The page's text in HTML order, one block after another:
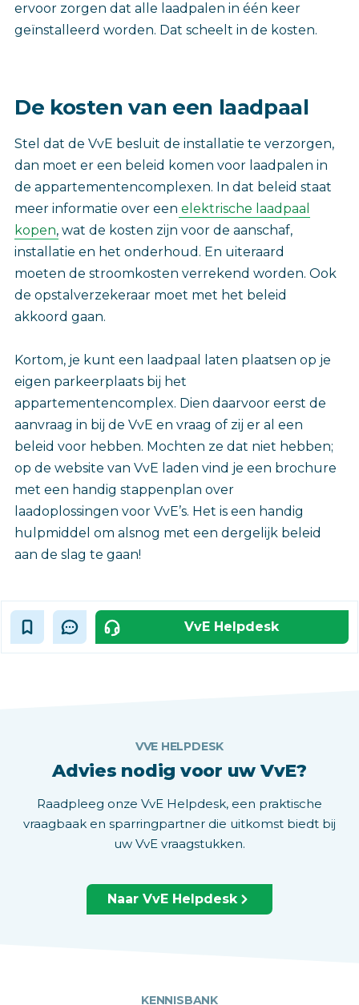
ervoor zorgen dat alle laadpalen in één keer
geïnstalleerd worden. Dat scheelt in de kosten.
De kosten van een laadpaal
Stel dat de VvE besluit de installatie te verzorgen,
dan moet er een beleid komen voor laadpalen in
de appartementencomplexen. In dat beleid staat
meer informatie over een elektrische laadpaal
kopen, wat de kosten zijn voor de aanschaf,
installatie en het onderhoud. En uiteraard
moeten de stroomkosten verrekend worden. Ook
de opstalverzekeraar moet met het beleid
akkoord gaan.
Kortom, je kunt een laadpaal laten plaatsen op je
eigen parkeerplaats bij het
appartementencomplex. Dien daarvoor eerst de
aanvraag in bij de VvE en vraag of zij er al een
beleid voor hebben. Mochten ze dat niet hebben;
op de website van VvE laden vind je een brochure
met een handig stappenplan over
laadoplossingen voor VvE’s. Het is een handig
hulpmiddel om alsnog met een dergelijk beleid
aan de slag te gaan!
VvE Helpdesk
VVE HELPDESK
Advies nodig voor uw VvE?
Raadpleeg onze VvE Helpdesk, een praktische
vraagbaak en sparringpartner die uitkomst biedt bij
uw VvE vraagstukken.
Naar VvE Helpdesk
KENNISBANK